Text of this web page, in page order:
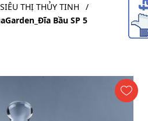
SIÊU THỊ THỦY TINH
Bầu SP 5